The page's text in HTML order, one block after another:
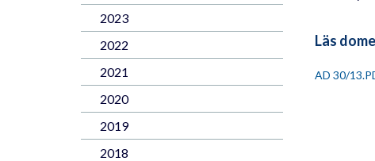
2023
2022
2021
2020
2019
2018
Läs
AD 30/